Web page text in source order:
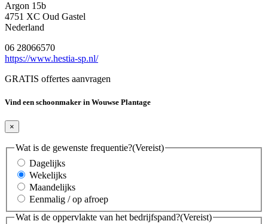
Argon 15b
4751 XC Oud Gastel
Nederland
06 28066570
https://www.hestia-sp.nl/
GRATIS offertes aanvragen
Vind een schoonmaker in Wouwse Plantage
×
Wat is de gewenste frequentie?(Vereist)
Dagelijks
Wekelijks
Maandelijks
Eenmalig / op afroep
Wat is de oppervlakte van het bedrijfspand?(Vereist)